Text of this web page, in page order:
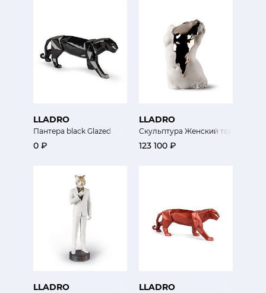
LLADRO
Пантера black Glazed
0 ₽
LLADRO
Скульптура Женский торс
123 100 ₽
LLADRO LLADRO